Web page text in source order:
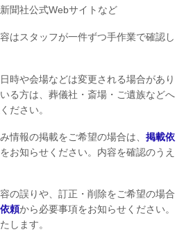
聞社公式Webサイトなど
はスタッフが一件ずつ手作業で確認し
時や会場などは変更される場合があり
る方は、葬儀社・斎場・ご遺族などへ
ださい。
情報の掲載をご希望の場合は、 掲載依
お知らせください。内容を確認のうえ
の誤りや、訂正・削除をご希望の場合
頼から必要事項をお知らせください。
します。